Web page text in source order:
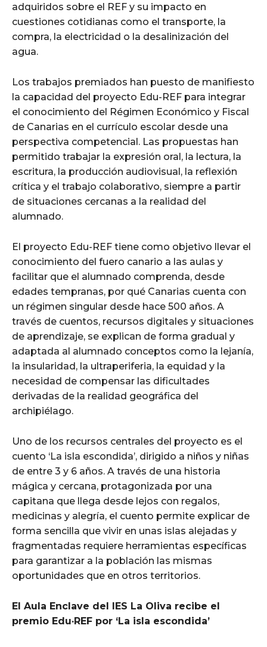
adquiridos sobre el REF y su impacto en
cuestiones cotidianas como el transporte, la
compra, la electricidad o la desalinización del
agua.
Los trabajos premiados han puesto de manifiesto
la capacidad del proyecto Edu-REF para integrar
el conocimiento del Régimen Económico y Fiscal
de Canarias en el currículo escolar desde una
perspectiva competencial. Las propuestas han
permitido trabajar la expresión oral, la lectura, la
escritura, la producción audiovisual, la reflexión
crítica y el trabajo colaborativo, siempre a partir
de situaciones cercanas a la realidad del
alumnado.
El proyecto Edu-REF tiene como objetivo llevar el
conocimiento del fuero canario a las aulas y
facilitar que el alumnado comprenda, desde
edades tempranas, por qué Canarias cuenta con
un régimen singular desde hace 500 años. A
través de cuentos, recursos digitales y situaciones
de aprendizaje, se explican de forma gradual y
adaptada al alumnado conceptos como la lejanía,
la insularidad, la ultraperiferia, la equidad y la
necesidad de compensar las dificultades
derivadas de la realidad geográfica del
archipiélago.
Uno de los recursos centrales del proyecto es el
cuento ‘La isla escondida’, dirigido a niños y niñas
de entre 3 y 6 años. A través de una historia
mágica y cercana, protagonizada por una
capitana que llega desde lejos con regalos,
medicinas y alegría, el cuento permite explicar de
forma sencilla que vivir en unas islas alejadas y
fragmentadas requiere herramientas específicas
para garantizar a la población las mismas
oportunidades que en otros territorios.
El Aula Enclave del IES La Oliva recibe el
premio Edu·REF por ‘La isla escondida’